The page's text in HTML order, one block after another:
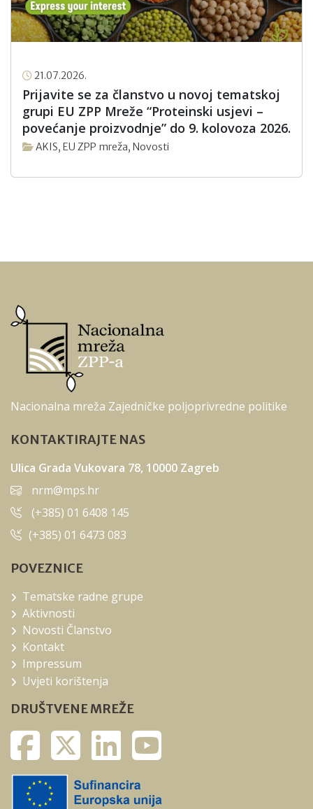
21.07.2026.
Prijavite se za članstvo u novoj tematskoj
grupi EU ZPP Mreže “Proteinski usjevi –
povećanje proizvodnje” do 9. kolovoza 2026.
AKIS, EU ZPP mreža, Novosti
Nacionalna mreža Zajedničke poljoprivredne politike
KONTAKTIRAJTE NAS
Ulica Grada Vukovara 78, 10000 Zagreb
nrm@mps.hr
(+385) 01 6408 145
(+385) 01 6473 083
POVEZNICE
Tematske radne grupe
Aktivnosti
Novosti Članstvo
Kontakt
Impressum
Uvjeti korištenja
DRUŠTVENE MREŽE